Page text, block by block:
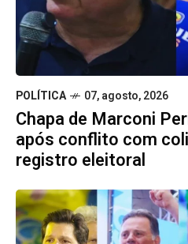
POLÍTICA 07, agosto, 2026
Chapa de Marconi
após conflito com
registro eleitoral